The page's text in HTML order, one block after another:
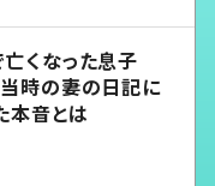
くなった息子
時の妻の日記に
本音とは